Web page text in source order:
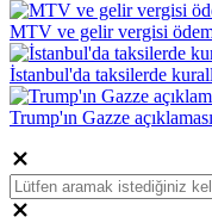
MTV ve gelir vergisi
İstanbul'da taksilerde
Trump'ın Gazze